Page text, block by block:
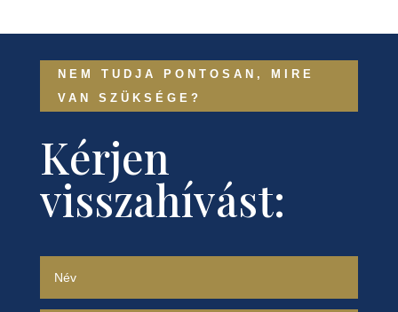
NEM TUDJA PONTOSAN, MIRE
VAN SZÜKSÉGE?
Kérjen
visszahívást: